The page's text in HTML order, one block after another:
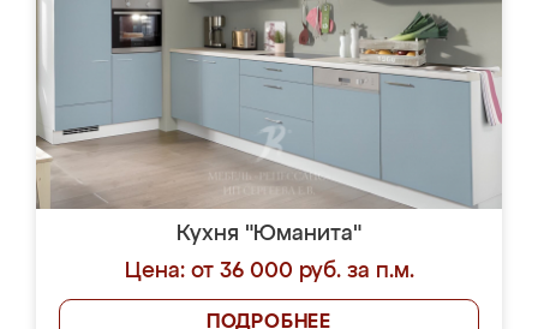
Кухня "Юманита"
Цена: от 36 000 руб. за п.м.
ПОДРОБНЕЕ